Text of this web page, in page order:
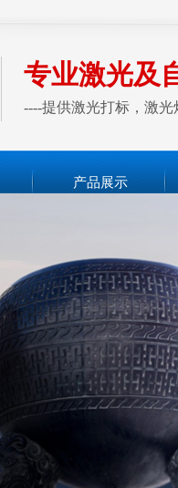
专业激光及
----提供激光打标，激
产品展示